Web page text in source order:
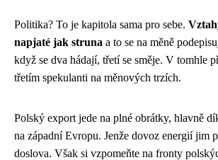
Politika? To je kapitola sama pro sebe.
napjaté jak struna a to se na měně
když se dva hádají, třetí se směje. V tomhle
třetím spekulanti na měnových trzích.
Polský export jede na plné obrátky, hlavně
na západní Evropu. Jenže dovoz energií jim
doslova. Však si vzpomeňte na fronty